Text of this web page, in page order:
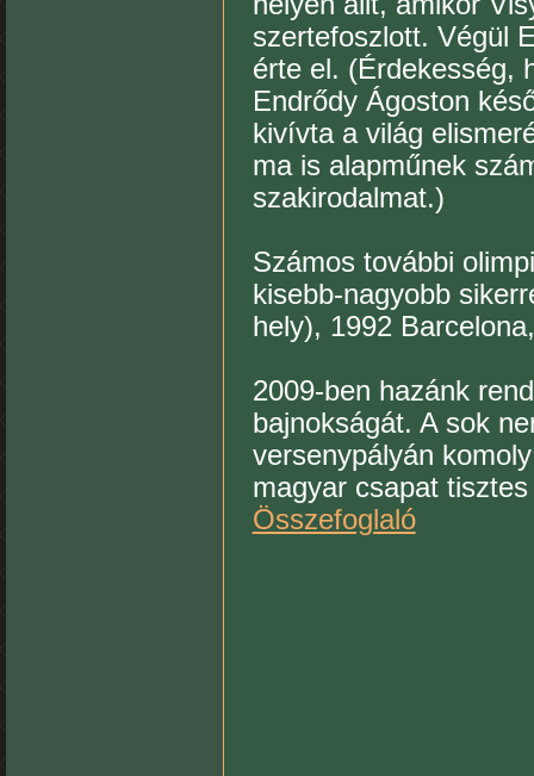
szertefoszlott. Végül
érte el. (Érdekesség,
Endrődy Ágoston
kivívta a világ
ma is alapműnek
szakirodalmat.)
Számos további
kisebb-nagyobb
hely), 1992
2009-ben hazánk
bajnokságát. A sok
versenypályán
magyar csapat
Összefoglaló